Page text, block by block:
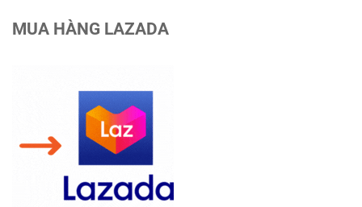
MUA HÀNG LAZADA